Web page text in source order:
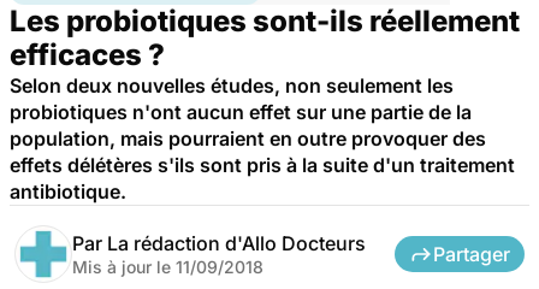
Les probiotiques sont-ils réellement
efficaces ?
Selon deux nouvelles études, non seulement les
probiotiques n'ont aucun effet sur une partie de la
population, mais pourraient en outre provoquer des
effets délétères s'ils sont pris à la suite d'un traitement
antibiotique.
Par La rédaction d'Allo Docteurs
Mis à jour le 11/09/2018
Partager